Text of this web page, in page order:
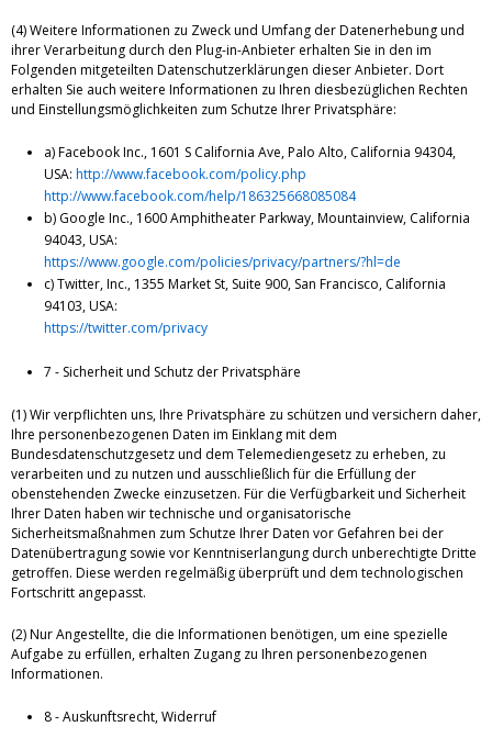
(4) Weitere Informationen zu Zweck und Umfang der Datenerhebung und
ihrer Verarbeitung durch den Plug-in-Anbieter erhalten Sie in den im
Folgenden mitgeteilten Datenschutzerklärungen dieser Anbieter. Dort
erhalten Sie auch weitere Informationen zu Ihren diesbezüglichen Rechten
und Einstellungsmöglichkeiten zum Schutze Ihrer Privatsphäre:
a) Facebook Inc., 1601 S California Ave, Palo Alto, California 94304,
USA: http://www.facebook.com/policy.php
http://www.facebook.com/help/186325668085084
b) Google Inc., 1600 Amphitheater Parkway, Mountainview, California
94043, USA:
https://www.google.com/policies/privacy/partners/?hl=de
c) Twitter, Inc., 1355 Market St, Suite 900, San Francisco, California
94103, USA:
https://twitter.com/privacy
7 - Sicherheit und Schutz der Privatsphäre
(1) Wir verpflichten uns, Ihre Privatsphäre zu schützen und versichern daher,
Ihre personenbezogenen Daten im Einklang mit dem
Bundesdatenschutzgesetz und dem Telemediengesetz zu erheben, zu
verarbeiten und zu nutzen und ausschließlich für die Erfüllung der
obenstehenden Zwecke einzusetzen. Für die Verfügbarkeit und Sicherheit
Ihrer Daten haben wir technische und organisatorische
Sicherheitsmaßnahmen zum Schutze Ihrer Daten vor Gefahren bei der
Datenübertragung sowie vor Kenntniserlangung durch unberechtigte Dritte
getroffen. Diese werden regelmäßig überprüft und dem technologischen
Fortschritt angepasst.
(2) Nur Angestellte, die die Informationen benötigen, um eine spezielle
Aufgabe zu erfüllen, erhalten Zugang zu Ihren personenbezogenen
Informationen.
8 - Auskunftsrecht, Widerruf